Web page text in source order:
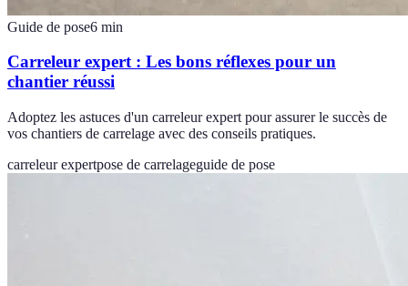
Guide de pose6 min
Carreleur expert : Les bons réflexes pour un
chantier réussi
Adoptez les astuces d'un carreleur expert pour assurer le succès de
vos chantiers de carrelage avec des conseils pratiques.
carreleur expertpose de carrelageguide de pose